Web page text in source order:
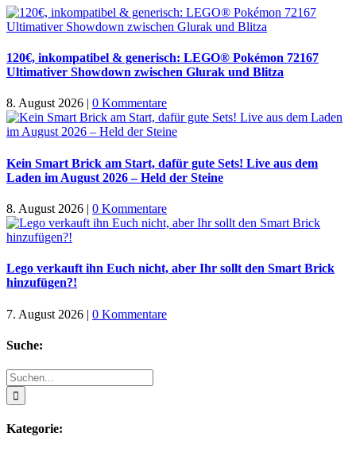
120€, inkompatibel & generisch: LEGO® Pokémon 72167
Ultimativer Showdown zwischen Glurak und Blitza
8. August 2026 0 Kommentare
Kein Smart Brick am Start, dafür gute Sets! Live aus dem
Laden im August 2026 – Held der Steine
8. August 2026 | 0 Kommentare
Lego verkauft ihn Euch nicht, aber Ihr sollt den Smart Brick
hinzufügen?!
7. August 2026 | 0 Kommentare
Suche:
Suche
nach:
Kategorie: